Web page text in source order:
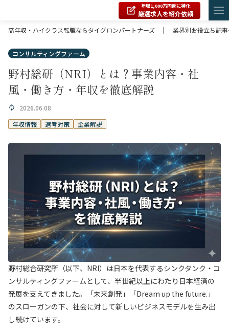
年収1,000万円超に特化
厳選求人を紹介依頼
高年収・ハイクラス転職ならタイグロンパートナーズ
| 業界別お役立ち記
コンサルティングファーム
野村総研（NRI）とは？事業内容・社
風・働き方・年収を徹底解説
2026.06.08
年収情報
選考対策 企業解説
野村総合研究所（以下、NRI）は日本を代表するシンクタンク・コ
ンサルティングファームとして、半世紀以上にわたり日本経済の
発展を支えてきました。「未来創発」「Dream up the future.」
のスローガンの下、社会に対して新しいビジネスモデルを生み出
し続けています。